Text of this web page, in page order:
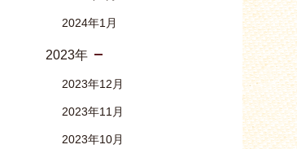
2024年1月
2023年
2023年12月
2023年11月
2023年10月